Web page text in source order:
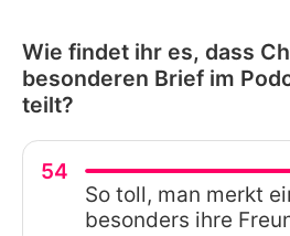
Wie findet ihr es, dass
besonderen Brief im
teilt?
54
So toll, man merkt
besonders ihre